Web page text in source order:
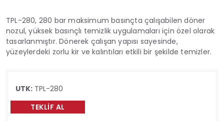
TPL-280, 280 bar maksimum basınçta çalışabilen döner
nozul, yüksek basınçlı temizlik uygulamaları için özel olarak
tasarlanmıştır. Dönerek çalışan yapısı sayesinde,
yüzeylerdeki zorlu kir ve kalıntıları etkili bir şekilde temizler.
UTK: TPL-280
TEKLIF AL